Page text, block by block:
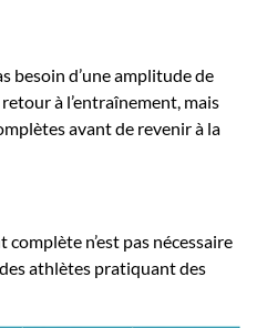
besoin d’une amplitude de
à l’entraînement, mais
avant de revenir à la
n’est pas nécessaire
athlètes pratiquant des